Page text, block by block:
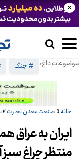
موضوعات داغ: # جنگ
×
خانه» صنعت معدن تجارت»
ایران به عراق
منتظر چراغ سبز